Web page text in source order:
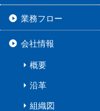
業務フロー
会社情報
概要
沿革
組織図